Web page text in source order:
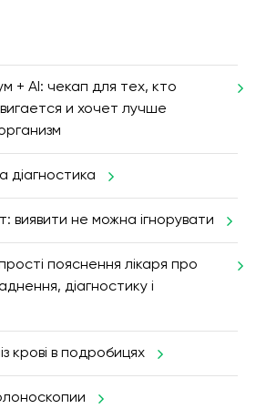
+ AI: чекап для тех, кто
и хочет лучше
діагностика
виявити не можна ігнорувати
пояснення лікаря про
діагностику і
крові в подробицях